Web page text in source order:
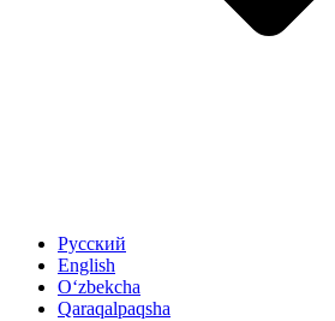
Русский
English
Oʻzbekcha
Qaraqalpaqsha